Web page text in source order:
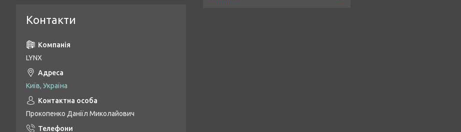
Контакти
LYNX
Київ, Україна
Прокопенко Даніїл Миколайович